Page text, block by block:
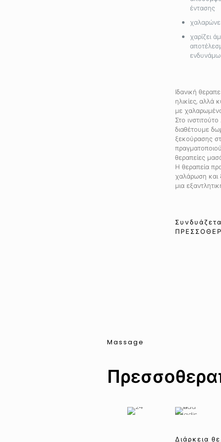
έντασης
χαρίζει
Ιδανική
ηλικίες, αλλά
με
Στο
διαθέτουμε
ξεκούρασης
θεραπείες
Η θεραπεία
χαλάρωση και
μια
Massage
Διάρκεια